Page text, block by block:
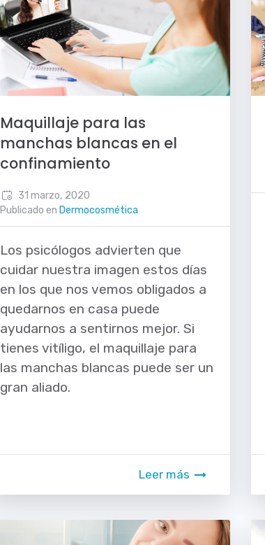
Maquillaje para las
manchas blancas en el
confinamiento
31 marzo, 2020
Publicado en Dermocosmética
Los psicólogos advierten que
cuidar nuestra imagen estos días
en los que nos vemos obligados a
quedarnos en casa puede
ayudarnos a sentirnos mejor. Si
tienes vitíligo, el maquillaje para
las manchas blancas puede ser un
gran aliado.
Leer más